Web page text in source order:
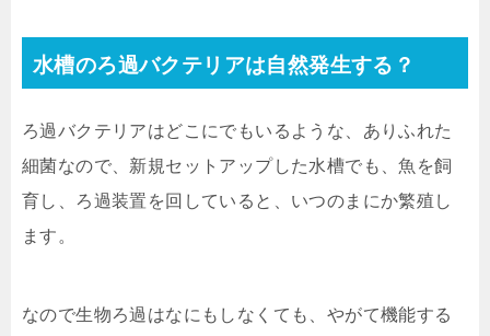
水槽のろ過バクテリアは自然発生する？
ろ過バクテリアはどこにでもいるような、ありふれた
細菌なので、新規セットアップした水槽でも、魚を飼
育し、ろ過装置を回していると、いつのまにか繁殖し
ます。
なので生物ろ過はなにもしなくても、やがて機能する